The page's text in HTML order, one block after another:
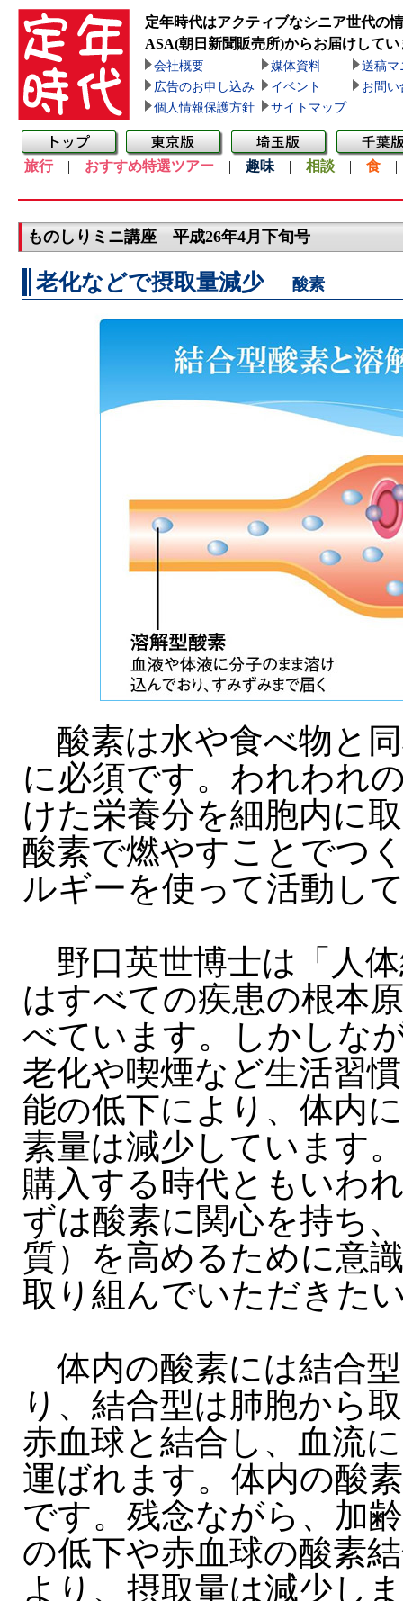
定年時代はアクティブなシニア世代の
ASA(朝日新聞販売所)からお届けしてい
会社概要 媒体資料
送稿マ
広告のお申し込み
イベント
お問い
個人情報保護方針
サイトマップ
旅行| おすすめ特選ツアー | 趣味 | 相談 | 食
ものしりミニ講座 平成26年4月下旬号
老化などで摂取量減少 酸素
酸素は水や食べ物と
に必須です。われわれ
けた栄養分を細胞内に
酸素で燃やすことでつ
ルギーを使って活動し
野口英世博士は「人
はすべての疾患の根本
べています。しかしな
老化や喫煙など生活習
能の低下により、体内
素量は減少しています
購入する時代ともいわ
ずは酸素に関心を持ち
質）を高めるために意
取り組んでいただきた
体内の酸素には結合
り、結合型は肺胞から
赤血球と結合し、血流
運ばれます。体内の酸
です。残念ながら、加
の低下や赤血球の酸素
より、摂取量は減少し